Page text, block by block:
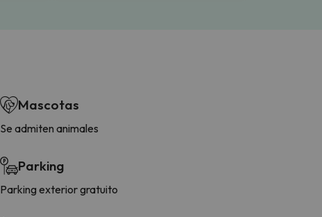
Mascotas
Se admiten animales
Parking
Parking exterior gratuito